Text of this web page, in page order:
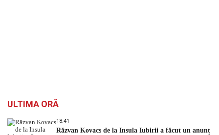
ULTIMA ORĂ
18:41
Răzvan Kovacs de la Insula Iubirii a făcut un anunț